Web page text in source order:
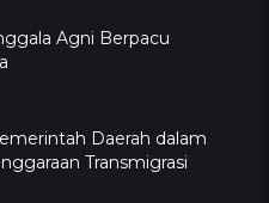
Agni Berpacu
Daerah dalam
Transmigrasi